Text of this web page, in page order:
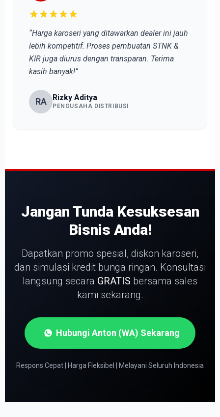
“Harga karoseri yang ditawarkan dealer ini jauh
lebih kompetitif. Proses pembuatan STNK &
KIR juga diurus dengan transparan. Terima
kasih banyak!”
RA Rizky Aditya
PENGUSAHA DISTRIBUSI
Jangan Tunda Kesuksesan
Bisnis Anda!
Dapatkan promo spesial, diskon karoseri,
dan simulasi kredit bunga ringan. Konsultasi
langsung secara GRATIS bersama sales
kami sekarang.
Hubungi Anton (WA) Sekarang
Respons Cepat | Harga Fleksibel | Melayani Seluruh Indonesia